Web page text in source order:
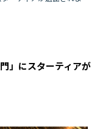
」にスターティアが